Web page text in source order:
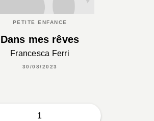
PETITE ENFANCE
Dans mes rêves
Francesca Ferri
30/08/2023
1